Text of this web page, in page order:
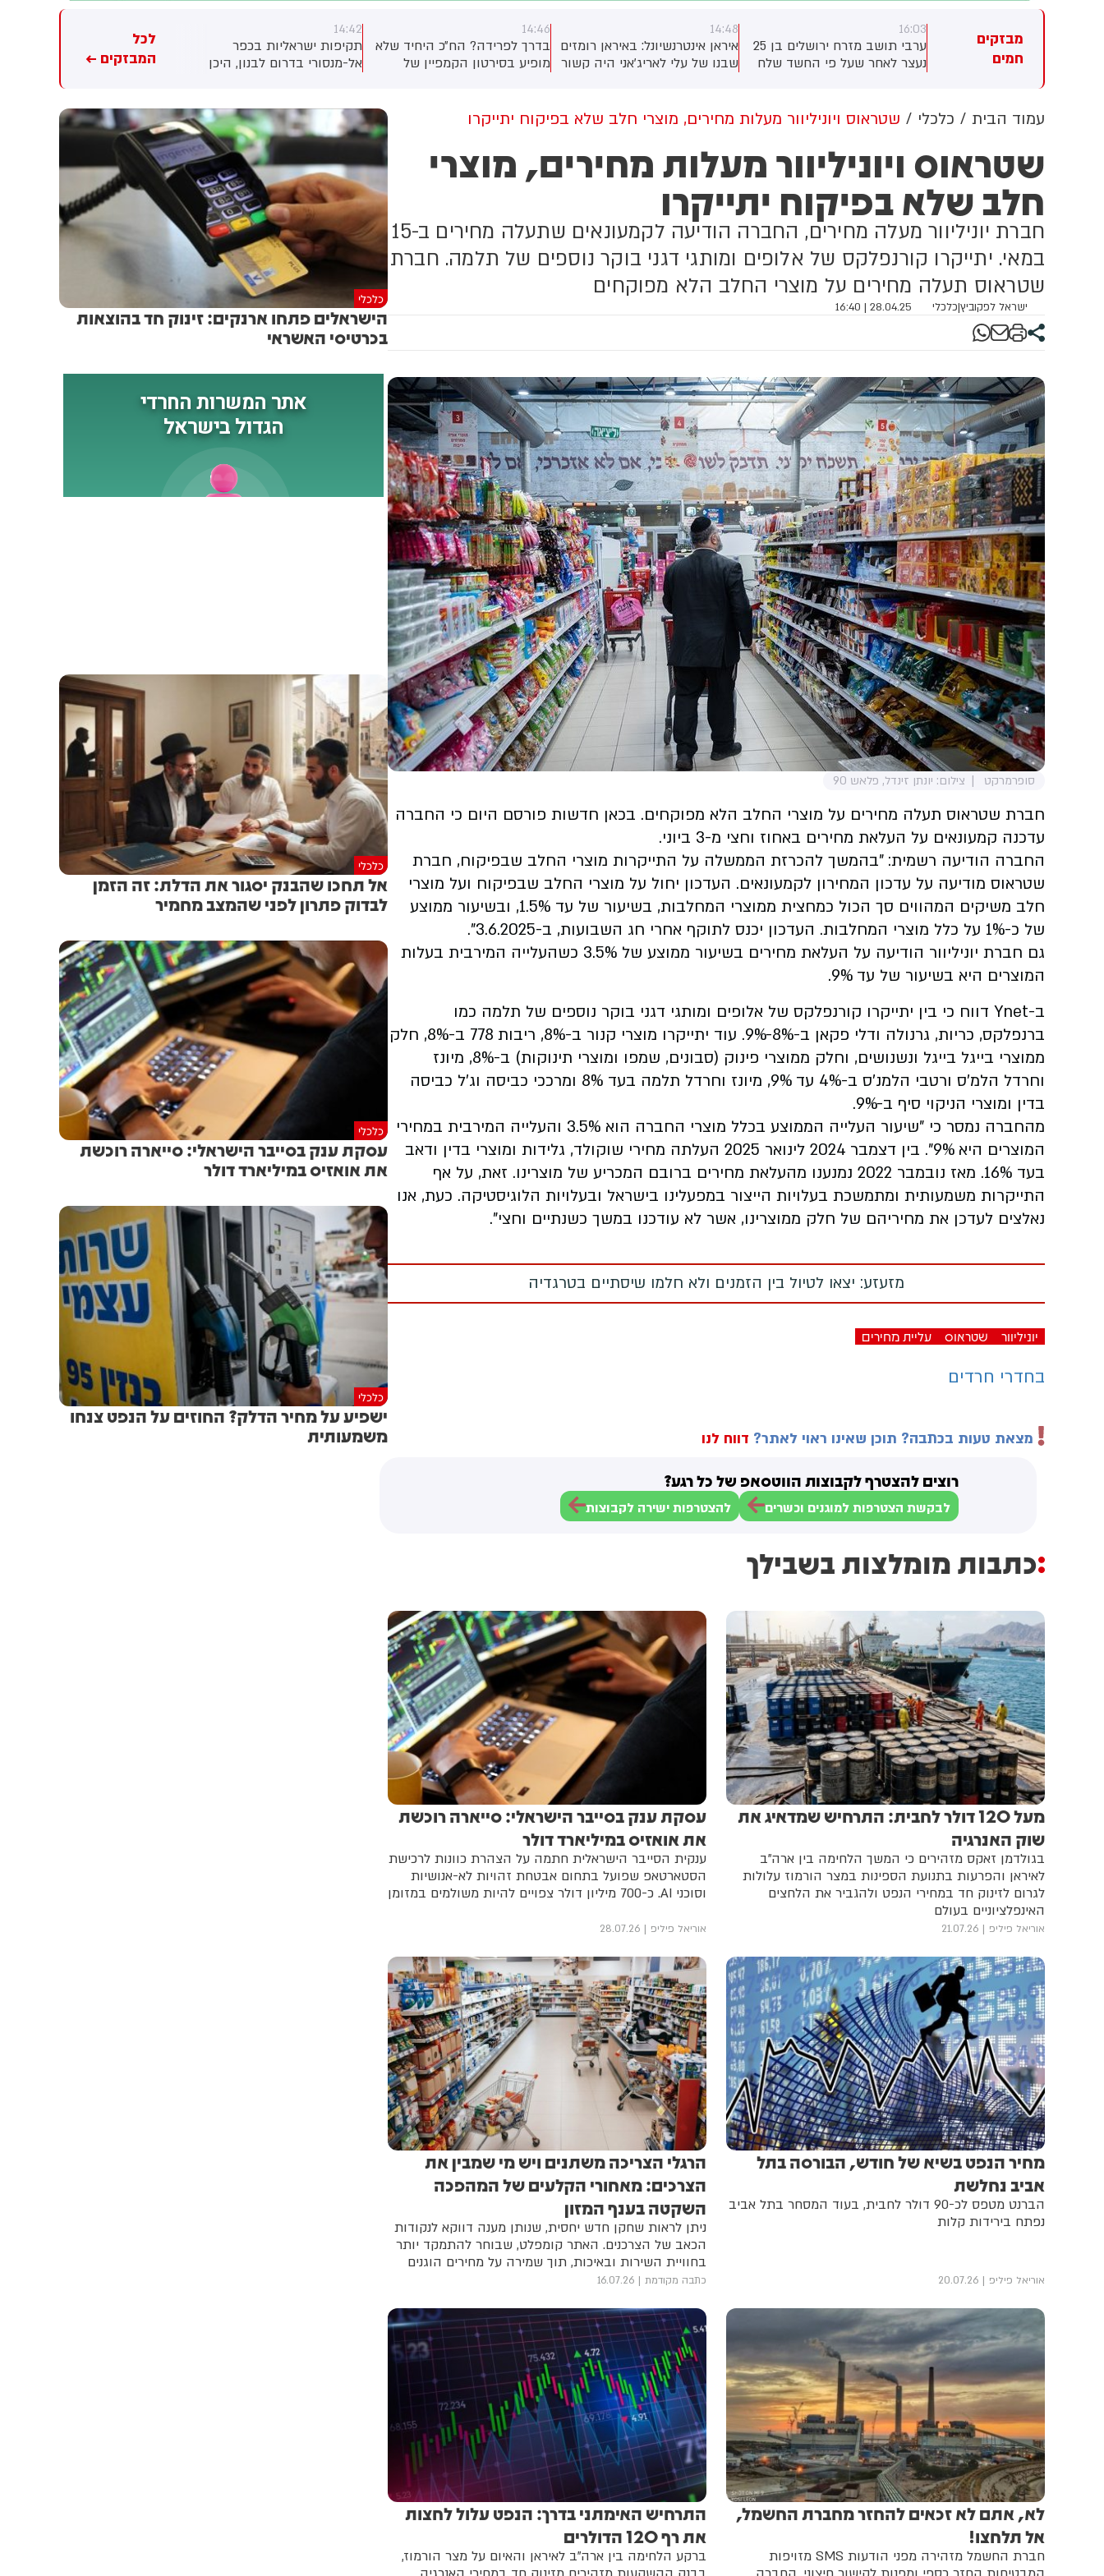
מבזקים
חמים
ליפקין: בלבנון מדווחים:
סבב המשא ומתן בין
ללבנון שהתקיים ברומא,
16:03
ערבי תושב מזרח ירושלים בן 25
נעצר לאחר שעל פי החשד שלח
בעקבות האיומים הועלתה רמת
14:48
איראן אינטרנשיונל: באיראן רומזים
שבנו של עלי לאריג'אני היה קשור
הלאומי של הפרלמנט, אמר כי
ששיחת טלפון שבה היה מעורב
בנו של לריג'אני, מורטזא, זוהתה
מיקומו של אביו. סוכנות הידיעות
האיראנית מיזאן טוענת כי
החקירה המשפטית לא תומכת
בגרסה הזו
14:46
בדרך לפרידה? הח״כ היחיד שלא
מופיע בסירטון הקמפיין של
14:42
תקיפות ישראליות בכפר
אל-מנסורי בדרום לבנון, היכן
משרד הבריאות עדכן כי אדם כי
בן 70 שחלה בקדחת מערב
הנילוס בחודש יולי - נפטר לאחר
המחלה. מתחילת השנה אובחנו
עד כה עשרה חולים במחלה.
המשרד להגנת הסביבה ומשרד
הבריאות מעדכנים על לכידת
יתושות נגועות בנגיף קדחת
מערב הנילוס בתל אביב, טייבה,
טירה, קלנסווה ובמועצה
האזורית לב השרון
לכל
המבזקים ←
עמוד הבית כלכלי שטראוס ויוניליוור מעלות מחירים, מוצרי חלב שלא בפיקוח יתייקרו
שטראוס ויוניליוור מעלות מחירים, מוצרי
חלב שלא בפיקוח יתייקרו
חברת יוניליוור מעלה מחירים, החברה הודיעה לקמעונאים שתעלה מחירים ב-15
במאי. יתייקרו קורנפלקס של אלופים ומותגי דגני בוקר נוספים של תלמה. חברת
שטראוס תעלה מחירים על מוצרי החלב הלא מפוקחים
ישראל לפקוביץ|כלכלי 28.04.25 | 16:40
סופרמרקט צילום: יונתן זינדל, פלאש 90
חברת שטראוס תעלה מחירים על מוצרי החלב הלא מפוקחים. בכאן חדשות פורסם היום כי החברה
עדכנה קמעונאים על העלאת מחירים באחוז וחצי מ-3 ביוני.
החברה הודיעה רשמית: "בהמשך להכרזת הממשלה על התייקרות מוצרי החלב שבפיקוח, חברת
שטראוס מודיעה על עדכון המחירון לקמעונאים. העדכון יחול על מוצרי החלב שבפיקוח ועל מוצרי
חלב משיקים המהווים סך הכול כמחצית ממוצרי המחלבות, בשיעור של עד 1.5%, ובשיעור ממוצע
של כ-1% על כלל מוצרי המחלבות. העדכון יכנס לתוקף אחרי חג השבועות, ב-3.6.2025".
גם חברת יוניליוור הודיעה על העלאת מחירים בשיעור ממוצע של 3.5% כשהעלייה המירבית בעלות
המוצרים היא בשיעור של עד 9%.
ב-Ynet דווח כי בין יתייקרו קורנפלקס של אלופים ומותגי דגני בוקר נוספים של תלמה כמו
ברנפלקס, כריות, גרנולה ודלי פקאן ב-8%-9%. עוד יתייקרו מוצרי קנור ב-8%, ריבות 778 ב-8%, חלק
ממוצרי בייגל בייגל ונשנושים, וחלק ממוצרי פינוק (סבונים, שמפו ומוצרי תינוקות) ב-8%, מיונז
וחרדל הלמ'ס ורטבי הלמנ'ס ב-4% עד 9%, מיונז וחרדל תלמה בעד 8% ומרככי כביסה וג'ל כביסה
בדין ומוצרי הניקוי סיף ב-9%.
מהחברה נמסר כי "שיעור העלייה הממוצע בכלל מוצרי החברה הוא 3.5% והעלייה המירבית במחירי
המוצרים היא 9%". בין דצמבר 2024 לינואר 2025 העלתה מחירי שוקולד, גלידות ומוצרי בדין ודאב
בעד 16%. מאז נובמבר 2022 נמנענו מהעלאת מחירים ברובם המכריע של מוצרינו. זאת, על אף
התייקרות משמעותית ומתמשכת בעלויות הייצור במפעלינו בישראל ובעלויות הלוגיסטיקה. כעת, אנו
נאלצים לעדכן את מחיריהם של חלק ממוצרינו, אשר לא עודכנו במשך כשנתיים וחצי".
מזעזע: יצאו לטיול בין הזמנים ולא חלמו שיסתיים בטרגדיה
יוניליוור שטראוס עליית מחירים
בחדרי חרדים
מצאת טעות בכתבה? תוכן שאינו ראוי לאתר? דווח לנו
רוצים להצטרף לקבוצות הווטסאפ של כל רגע?
לבקשת הצטרפות למוגנים וכשרים להצטרפות ישירה לקבוצות
כתבות מומלצות בשבילך
מעל 120 דולר לחבית: התרחיש שמדאיג את
שוק האנרגיה
בגולדמן זאקס מזהירים כי המשך הלחימה בין ארה"ב
לאיראן והפרעות בתנועת הספינות במצר הורמוז עלולות
לגרום לזינוק חד במחירי הנפט ולהגביר את הלחצים
האינפלציוניים בעולם
אוריאל פיליפ 21.07.26
עסקת ענק בסייבר הישראלי: סייארה רוכשת
את אואזיס במיליארד דולר
ענקית הסייבר הישראלית חתמה על הצהרת כוונות לרכישת
הסטארטאפ שפועל בתחום אבטחת זהויות לא-אנושיות
וסוכני AI. כ-700 מיליון דולר צפויים להיות משולמים במזומן
אוריאל פיליפ 28.07.26
מחיר הנפט בשיא של חודש, הבורסה בתל
אביב נחלשת
הברנט מטפס לכ-90 דולר לחבית, בעוד המסחר בתל אביב
נפתח בירידות קלות
אוריאל פיליפ 20.07.26
הרגלי הצריכה משתנים ויש מי שמבין את
הצרכים: מאחורי הקלעים של המהפכה
השקטה בענף המזון
ניתן לראות שחקן חדש יחסית, שנותן מענה דווקא לנקודות
הכאב של הצרכנים. האתר קומפלט, שבוחר להתמקד יותר
בחוויית השירות ובאיכות, תוך שמירה על מחירים הוגנים
כתבה מקודמת 16.07.26
לא, אתם לא זכאים להחזר מחברת החשמל,
אל תלחצו!
חברת החשמל מזהירה מפני הודעות SMS מזויפות
התרחיש האימתני בדרך: הנפט עלול לחצות
את רף 120 הדולרים
ברקע הלחימה בין ארה"ב לאיראן והאיום על מצר הורמוז,
כלכלי
הישראלים פתחו ארנקים: זינוק חד בהוצאות
בכרטיסי האשראי
כלכלי
אל תחכו שהבנק יסגור את הדלת: זה הזמן
לבדוק פתרון לפני שהמצב מחמיר
כלכלי
עסקת ענק בסייבר הישראלי: סייארה רוכשת
את אואזיס במיליארד דולר
כלכלי
ישפיע על מחיר הדלק? החוזים על הנפט צנחו
משמעותית